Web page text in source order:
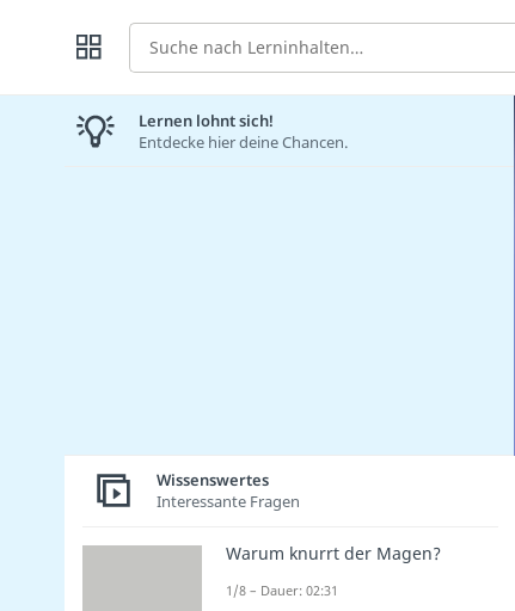
Suche
Lernen lohnt sich!
Entdecke hier deine Chancen.
Wissenswertes
Interessante Fragen
Warum knurrt der Magen?
1/8 – Dauer: 02:31